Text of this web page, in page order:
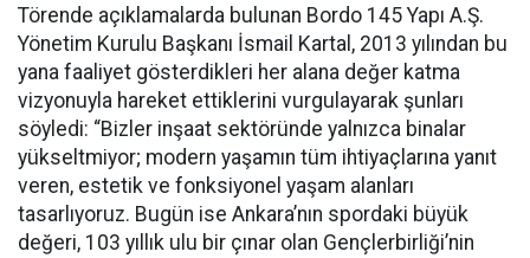
Törende açıklamalarda bulunan Bordo 145 Yapı A.Ş.
Yönetim Kurulu Başkanı İsmail Kartal, 2013 yılından bu
yana faaliyet gösterdikleri her alana değer katma
vizyonuyla hareket ettiklerini vurgulayarak şunları
söyledi: “Bizler inşaat sektöründe yalnızca binalar
yükseltmiyor; modern yaşamın tüm ihtiyaçlarına yanıt
veren, estetik ve fonksiyonel yaşam alanları
tasarlıyoruz. Bugün ise Ankara’nın spordaki büyük
değeri, 103 yıllık ulu bir çınar olan Gençlerbirliği’nin